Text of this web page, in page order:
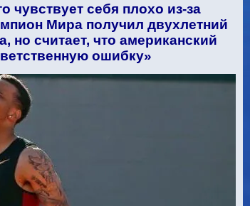
чувствует себя плохо из-за
Мира получил двухлетний
но считает, что американский
ошибку»